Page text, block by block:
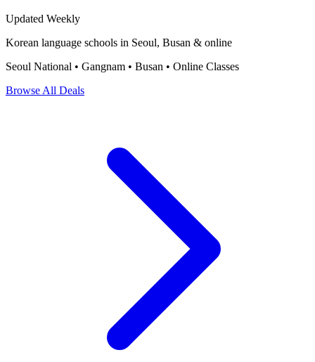
Updated Weekly
Korean language schools in Seoul, Busan & online
Seoul National • Gangnam • Busan • Online Classes
Browse All Deals